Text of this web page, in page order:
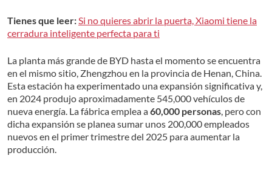
Tienes que leer:Si no quieres abrir la puerta, Xiaomi tiene la
cerradura inteligente perfecta para ti
La planta más grande de BYD hasta el momento se encuentra
en el mismo sitio, Zhengzhou en la provincia de Henan, China.
Esta estación ha experimentado una expansión significativa y,
en 2024 produjo aproximadamente 545,000 vehículos de
nueva energía. La fábrica emplea a60,000 personas, pero con
dicha expansión se planea sumar unos 200,000 empleados
nuevos en el primer trimestre del 2025 para aumentar la
producción.